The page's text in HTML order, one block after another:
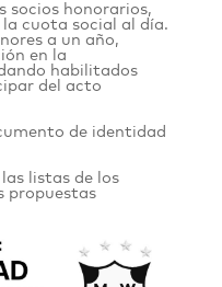
socios honorarios,
cuota social al día.
a un año,
en la
habilitados
del acto
de identidad
listas de los
propuestas